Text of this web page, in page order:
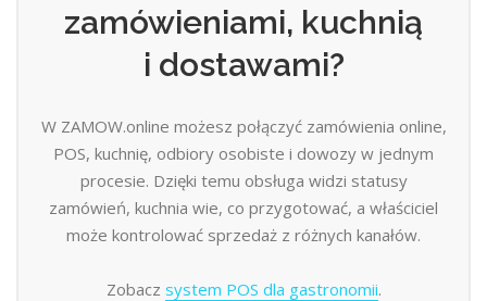
zamówieniami, kuchnią
i dostawami?
W ZAMOW.online możesz połączyć zamówienia online,
POS, kuchnię, odbiory osobiste i dowozy w jednym
procesie. Dzięki temu obsługa widzi statusy
zamówień, kuchnia wie, co przygotować, a właściciel
może kontrolować sprzedaż z różnych kanałów.
Zobacz system POS dla gastronomii.